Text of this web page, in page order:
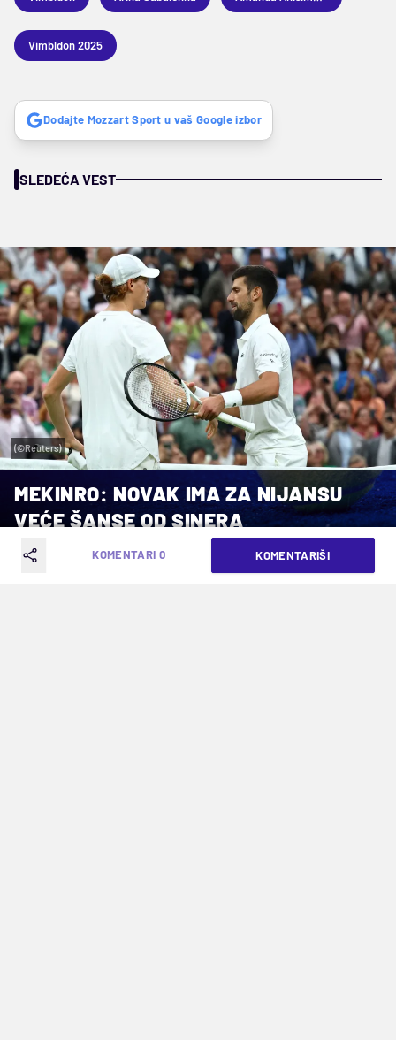
Vimbldon 2025
Dodajte Mozzart Sport u vaš Google izbor
SLEDEĆA VEST
(©Reuters)
MEKINRO: NOVAK IMA ZA NIJANSU
VEĆE ŠANSE OD SINERA
VREME ČITANJA: 2MIN | ČET. 10.07.25. | 19:06
KOMENTARI 0 KOMENTARIŠI